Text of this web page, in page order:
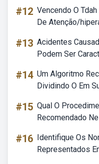
#12 Vencendo O
De Atenção/
#13 Acidentes
Podem Ser
#14 Um Algoritmo
Dividindo O Em
#15 Qual O
Recomendado
#16 Identifique Os
Representados